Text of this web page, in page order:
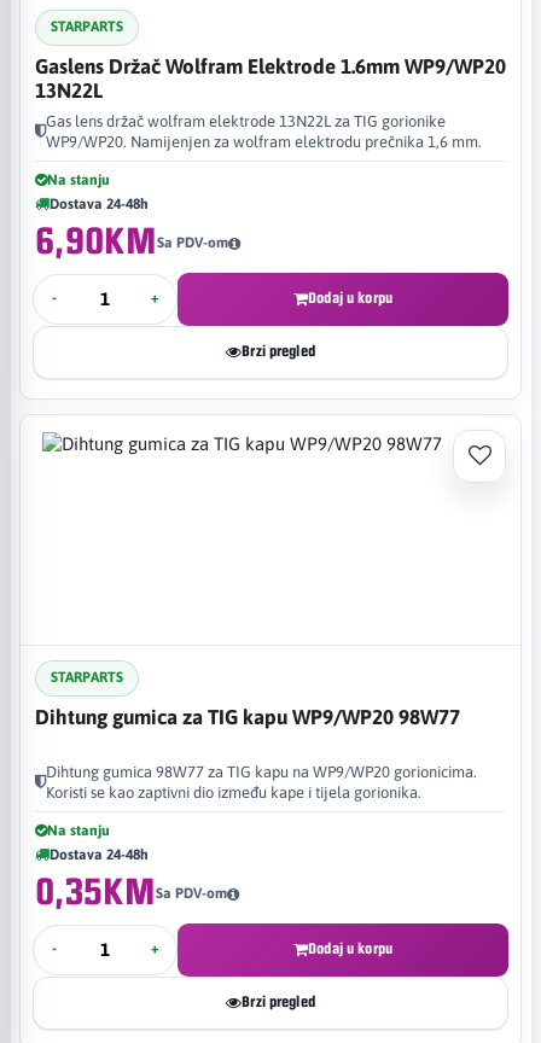
STARPARTS
Gaslens Držač Wolfram Elektrode 1.6mm WP9/WP20
13N22L
Gas lens držač wolfram elektrode 13N22L za TIG gorionike
WP9/WP20. Namijenjen za wolfram elektrodu prečnika 1,6 mm.
Na stanju
Dostava 24-48h
6,90KMSa PDV-om
- + Dodaj u korpu
Brzi pregled
STARPARTS
Dihtung gumica za TIG kapu WP9/WP20 98W77
Dihtung gumica 98W77 za TIG kapu na WP9/WP20 gorionicima.
Koristi se kao zaptivni dio između kape i tijela gorionika.
Na stanju
Dostava 24-48h
0,35KMSa PDV-om
- + Dodaj u korpu
Brzi pregled